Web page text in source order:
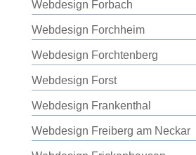
Webdesign Forbach
Webdesign Forchheim
Webdesign Forchtenberg
Webdesign Forst
Webdesign Frankenthal
Webdesign Freiberg am Neckar